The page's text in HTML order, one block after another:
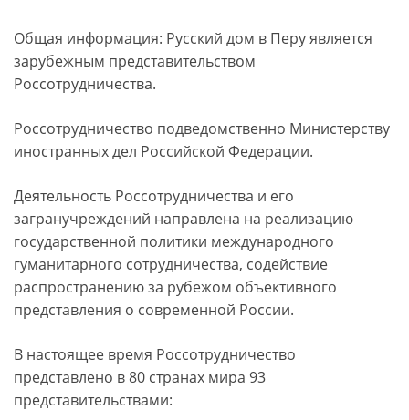
Общая информация: Русский дом в Перу является
зарубежным представительством
Россотрудничества.
Росcотрудничество подведомственно Министерству
иностранных дел Российской Федерации.
Деятельность Россотрудничества и его
загранучреждений направлена на реализацию
государственной политики международного
гуманитарного сотрудничества, содействие
распространению за рубежом объективного
представления о современной России.
В настоящее время Россотрудничество
представлено в 80 странах мира 93
представительствами: